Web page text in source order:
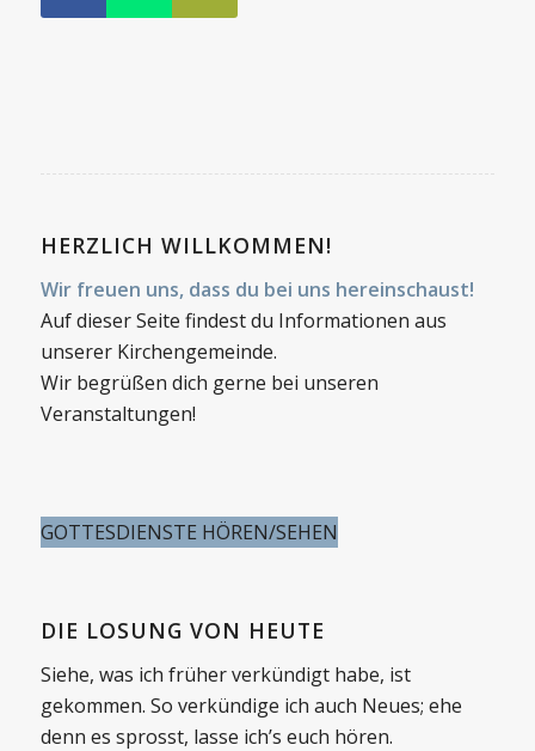
HERZLICH WILLKOMMEN!
Wir freuen uns, dass du bei uns hereinschaust!
Auf dieser Seite findest du Informationen aus
unserer Kirchengemeinde.
Wir begrüßen dich gerne bei unseren
Veranstaltungen!
GOTTESDIENSTE HÖREN/SEHEN
DIE LOSUNG VON HEUTE
Siehe, was ich früher verkündigt habe, ist
gekommen. So verkündige ich auch Neues; ehe
denn es sprosst, lasse ich’s euch hören.